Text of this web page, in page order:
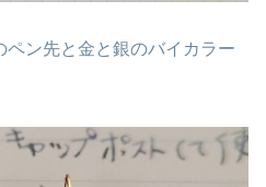
ン先と金と銀のバイカラー